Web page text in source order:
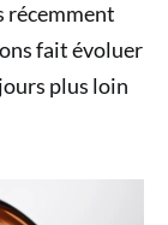
récemment
fait évoluer
plus loin